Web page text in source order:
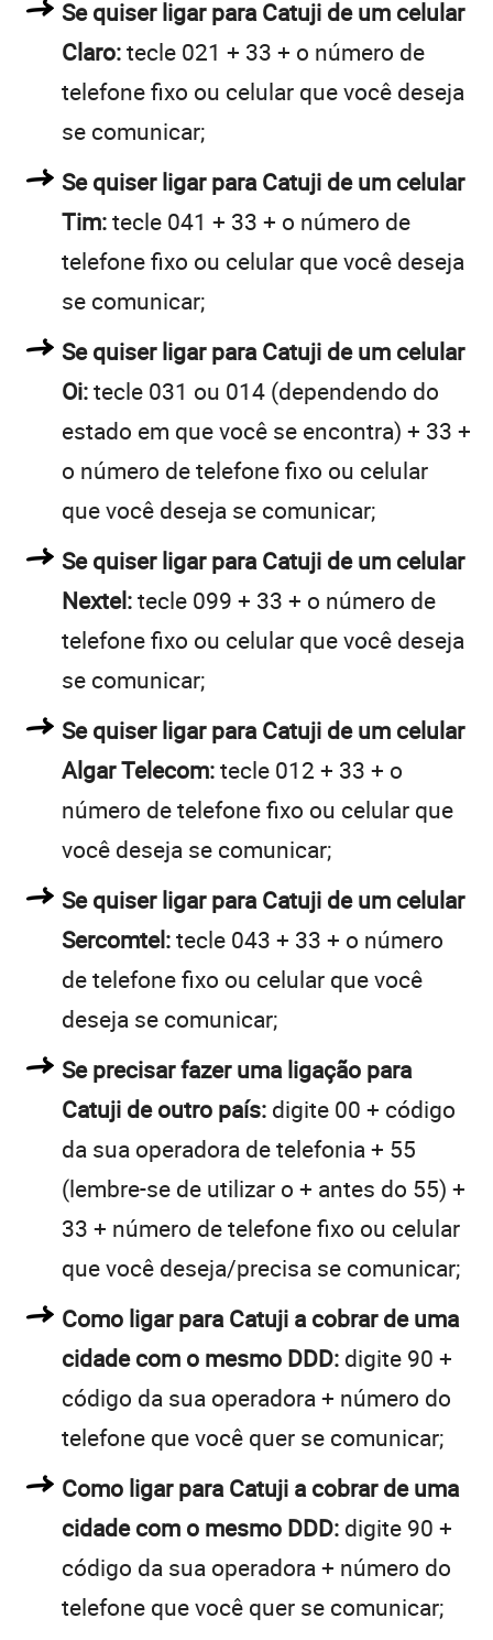
Se quiser ligar para Catuji de um celular
Claro:tecle 021 + 33 + o número de
telefone fixo ou celular que você deseja
se comunicar;
Se quiser ligar para Catuji de um celular
Tim:tecle 041 + 33 + o número de
telefone fixo ou celular que você deseja
se comunicar;
Se quiser ligar para Catuji de um celular
Oi:tecle 031 ou 014 (dependendo do
estado em que você se encontra) + 33 +
o número de telefone fixo ou celular
que você deseja se comunicar;
Se quiser ligar para Catuji de um celular
Nextel:tecle 099 + 33 + o número de
telefone fixo ou celular que você deseja
se comunicar;
Se quiser ligar para Catuji de um celular
Algar Telecom:tecle 012 + 33 + o
número de telefone fixo ou celular que
você deseja se comunicar;
Se quiser ligar para Catuji de um celular
Sercomtel:tecle 043 + 33 + o número
de telefone fixo ou celular que você
deseja se comunicar;
Se precisar fazer uma ligação para
Catuji de outro país: digite 00 + código
da sua operadora de telefonia + 55
(lembre-se de utilizar o + antes do 55) +
33 + número de telefone fixo ou celular
que você deseja/precisa se comunicar;
Como ligar para Catuji a cobrar de uma
cidade com o mesmo DDD: digite 90 +
código da sua operadora + número do
telefone que você quer se comunicar;
Como ligar para Catuji a cobrar de uma
cidade com o mesmo DDD: digite 90 +
código da sua operadora + número do
telefone que você quer se comunicar;